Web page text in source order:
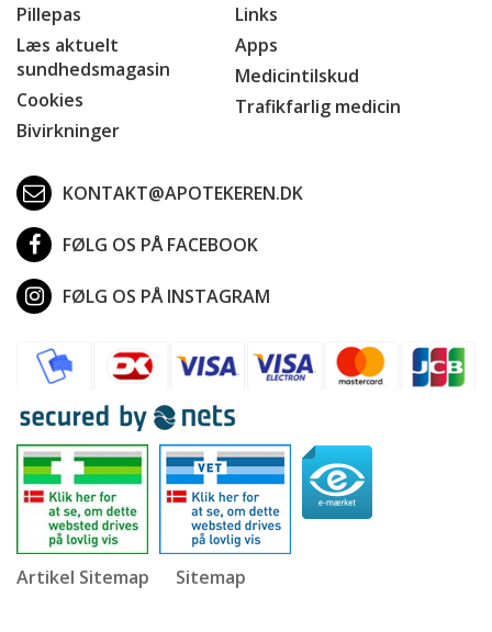
Pillepas
Læs aktuelt
sundhedsmagasin
Cookies
Bivirkninger
Links
Apps
Medicintilskud
Trafikfarlig medicin
KONTAKT@APOTEKEREN.DK
FØLG OS PÅ FACEBOOK
FØLG OS PÅ INSTAGRAM
Artikel Sitemap Sitemap